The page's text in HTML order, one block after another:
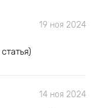
19 ноя 2024
14 ноя 2024